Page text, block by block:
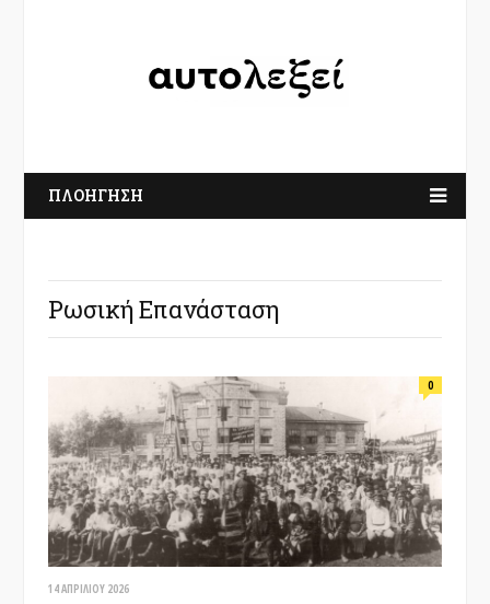
ΠΛΟΗΓΗΣΗ
Ρωσική Επανάσταση
14 ΑΠΡΙΛΊΟΥ 2026
0